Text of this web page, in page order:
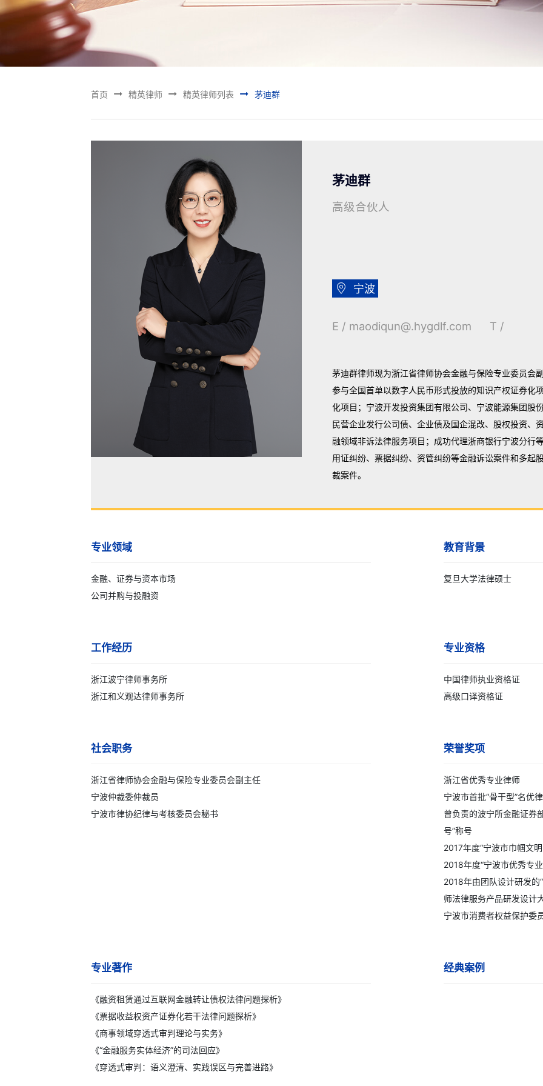
首页  精英律师  精英律师列表  茅迪群
茅迪群
高级合伙人
 宁波
E / maodiqun@.hygdlf.com T /
茅迪群律师现为浙江省律师协会金融与保险专业委员会
参与全国首单以数字人民币形式投放的知识产权证券化
化项目；宁波开发投资集团有限公司、宁波能源集团股
民营企业发行公司债、企业债及国企混改、股权投资、
融领域非诉法律服务项目；成功代理浙商银行宁波分行
用证纠纷、票据纠纷、资管纠纷等金融诉讼案件和多起
裁案件。
专业领域
金融、证券与资本市场
公司并购与投融资
教育背景
复旦大学法律硕士
工作经历
浙江波宁律师事务所
浙江和义观达律师事务所
专业资格
中国律师执业资格证
高级口译资格证
社会职务
浙江省律师协会金融与保险专业委员会副主任
宁波仲裁委仲裁员
宁波市律协纪律与考核委员会秘书
荣誉奖项
浙江省优秀专业律师
宁波市首批“骨干型”名优
曾负责的波宁所金融证券
号”称号
2017年度“宁波市巾帼文
2018年度“宁波市优秀专
2018年由团队设计研发的
师法律服务产品研发设计
宁波市消费者权益保护委
专业著作
《融资租赁通过互联网金融转让债权法律问题探析》
《票据收益权资产证券化若干法律问题探析》
《商事领域穿透式审判理论与实务》
《“金融服务实体经济”的司法回应》
《穿透式审判：语义澄清、实践误区与完善进路》
经典案例